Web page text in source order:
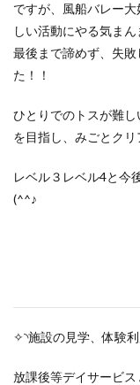
ですが、風船バレー
しい活動にやる気まん
最後まで諦めず、失
た！！
ひとりでのトスが難
を目指し、みごとク
レベル３レベル4と今
(^^♪
✧◝施設の見学、体験
放課後等デイサービ